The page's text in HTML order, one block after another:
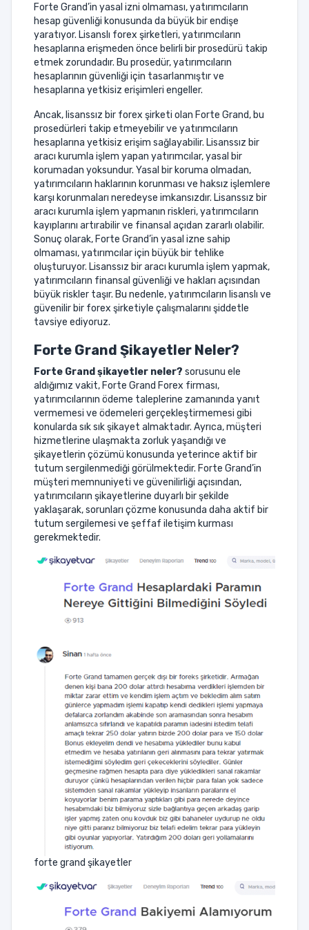
Forte Grand’in yasal izni olmaması, yatırımcıların
hesap güvenliği konusunda da büyük bir endişe
yaratıyor. Lisanslı forex şirketleri, yatırımcıların
hesaplarına erişmeden önce belirli bir prosedürü takip
etmek zorundadır. Bu prosedür, yatırımcıların
hesaplarının güvenliği için tasarlanmıştır ve
hesaplarına yetkisiz erişimleri engeller.
Ancak, lisanssız bir forex şirketi olan Forte Grand, bu
prosedürleri takip etmeyebilir ve yatırımcıların
hesaplarına yetkisiz erişim sağlayabilir. Lisanssız bir
aracı kurumla işlem yapan yatırımcılar, yasal bir
korumadan yoksundur. Yasal bir koruma olmadan,
yatırımcıların haklarının korunması ve haksız işlemlere
karşı korunmaları neredeyse imkansızdır. Lisanssız bir
aracı kurumla işlem yapmanın riskleri, yatırımcıların
kayıplarını artırabilir ve finansal açıdan zararlı olabilir.
Sonuç olarak, Forte Grand’in yasal izne sahip
olmaması, yatırımcılar için büyük bir tehlike
oluşturuyor. Lisanssız bir aracı kurumla işlem yapmak,
yatırımcıların finansal güvenliği ve hakları açısından
büyük riskler taşır. Bu nedenle, yatırımcıların lisanslı ve
güvenilir bir forex şirketiyle çalışmalarını şiddetle
tavsiye ediyoruz.
Forte Grand Şikayetler Neler?
Forte Grand şikayetler neler? sorusunu ele
aldığımız vakit, Forte Grand Forex firması,
yatırımcılarının ödeme taleplerine zamanında yanıt
vermemesi ve ödemeleri gerçekleştirmemesi gibi
konularda sık sık şikayet almaktadır. Ayrıca, müşteri
hizmetlerine ulaşmakta zorluk yaşandığı ve
şikayetlerin çözümü konusunda yeterince aktif bir
tutum sergilenmediği görülmektedir. Forte Grand’in
müşteri memnuniyeti ve güvenilirliği açısından,
yatırımcıların şikayetlerine duyarlı bir şekilde
yaklaşarak, sorunları çözme konusunda daha aktif bir
tutum sergilemesi ve şeffaf iletişim kurması
gerekmektedir.
forte grand şikayetler